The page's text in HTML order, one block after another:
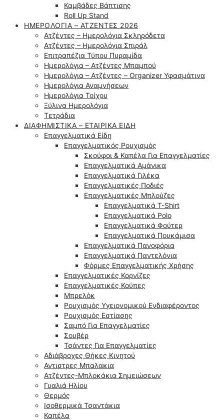
Καμβάδες Βάπτισης
Roll Up Stand
ΗΜΕΡΟΛΌΓΙΑ – ΑΤΖΈΝΤΕΣ 2026
Ατζέντες – Ημερολόγια Σκληρόδετα
Ατζέντες – Ημερολόγια Σπιράλ
Επιτραπέζια Τύπου Πυραμίδα
Ημερολόγια – Ατζέντες Μπαμπού
Ημερολόγια – Ατζέντες – Organizer Υφασμάτινα
Ημερολόγια Αναμνήσεων
Ημερολόγια Τοίχου
Ξύλινα Ημερολόγια
Τετράδια
ΔΙΑΦΗΜΙΣΤΙΚΆ – ΕΤΑΙΡΙΚΆ ΕΊΔΗ
Επαγγελματικά Είδη
Επαγγελματικός Ρουχισμός
Σκούφοι & Καπέλα Για Επαγγελματίες
Επαγγελματικά Αμάνικα
Επαγγελματικά Γιλέκα
Επαγγελματικές Ποδιές
Επαγγελματικές Μπλούζες
Επαγγελματικά T-Shirt
Επαγγελματικά Polo
Επαγγελματικά Φούτερ
Επαγγελματικά Πουκάμισα
Επαγγελματικά Πανοφόρια
Επαγγελματικά Παντελόνια
Φόρμες Επαγγελματικής Χρήσης
Επαγγελματικές Κορνίζες
Επαγγελματικές Κούπες
Μπρελόκ
Ρουχισμός Υγειονομικού Ενδιαφέροντος
Ρουχισμός Εστίασης
Σαμπό Για Επαγγελματίες
Σουβέρ
Τσάντες Για Επαγγελματίες
Αδιάβροχες Θήκες Κινητού
Αντιστρες Μπαλακια
Ατζέντες-Μπλοκάκια Σημειώσεων
Γυαλιά Ηλίου
Θερμός
Ισοθερμικά Τσαντάκια
Καπέλα